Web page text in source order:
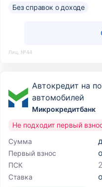
Без справок о доходе
Лиц. №44
Автокредит на
автомобилей
Микрокредитбанк
Сумма
Первый взнос
ПСК
Ставка
Не подходит первый